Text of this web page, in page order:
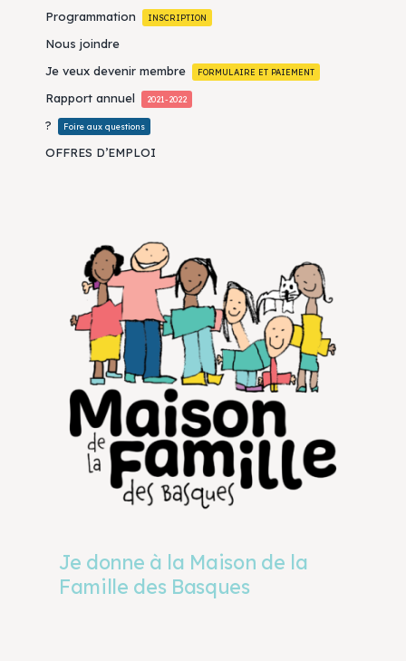
Programmation INSCRIPTION
Nous joindre
Je veux devenir membre
FORMULAIRE ET PAIEMENT
Rapport annuel 2021-2022
? Foire aux questions
OFFRES D’EMPLOI
Je donne à la Maison de la
Famille des Basques